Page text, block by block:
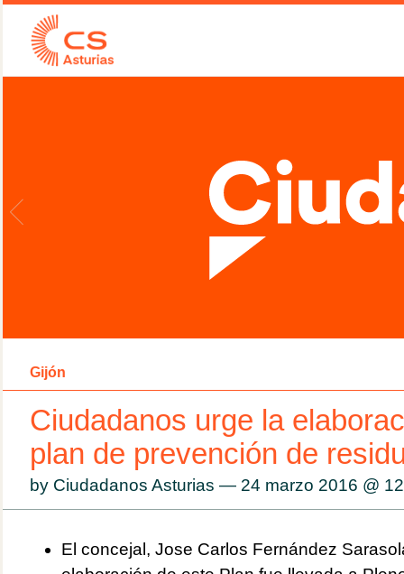
Gijón
Ciudadanos urge la
plan de prevención de
by Ciudadanos Asturias — 24 marzo 2016 @
El concejal, Jose Carlos Fernández